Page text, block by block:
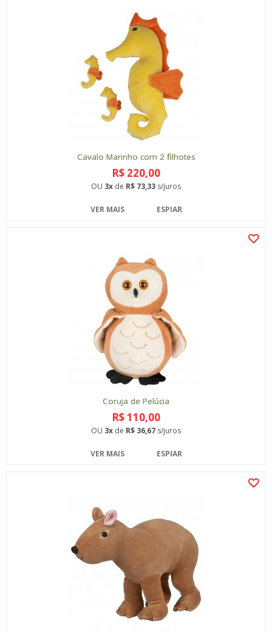
Cavalo Marinho com 2 filhotes
R$ 220,00
OU 3x de R$ 73,33 s/juros
VER MAIS ESPIAR
Coruja de Pelúcia
R$ 110,00
OU 3x de R$ 36,67 s/juros
VER MAIS ESPIAR